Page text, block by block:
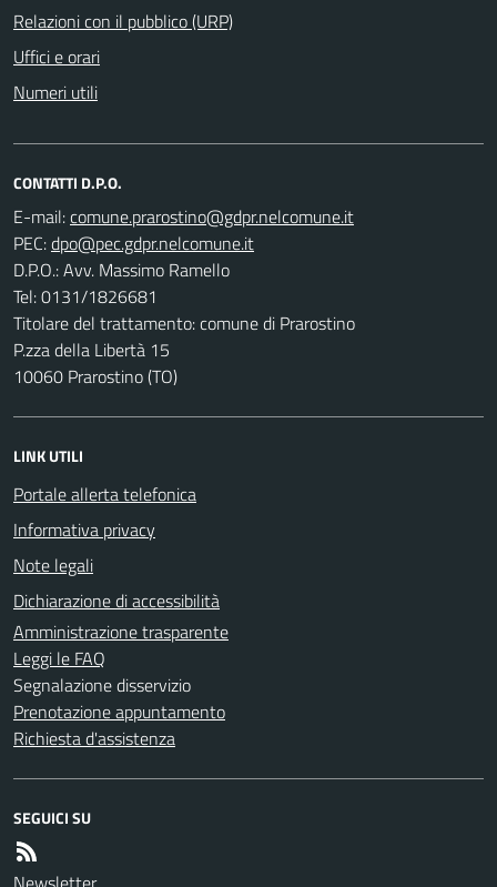
Relazioni con il pubblico (URP)
Uffici e orari
Numeri utili
CONTATTI D.P.O.
E-mail:
PEC:
D.P.O.: Avv. Massimo Ramello
Tel: 0131/1826681
Titolare del trattamento: comune di Prarostino
P.zza della Libertà 15
10060 Prarostino (TO)
LINK UTILI
Portale allerta telefonica
Informativa privacy
Note legali
Dichiarazione di accessibilità
Amministrazione trasparente
Leggi le FAQ
Segnalazione disservizio
Prenotazione appuntamento
Richiesta d'assistenza
SEGUICI SU